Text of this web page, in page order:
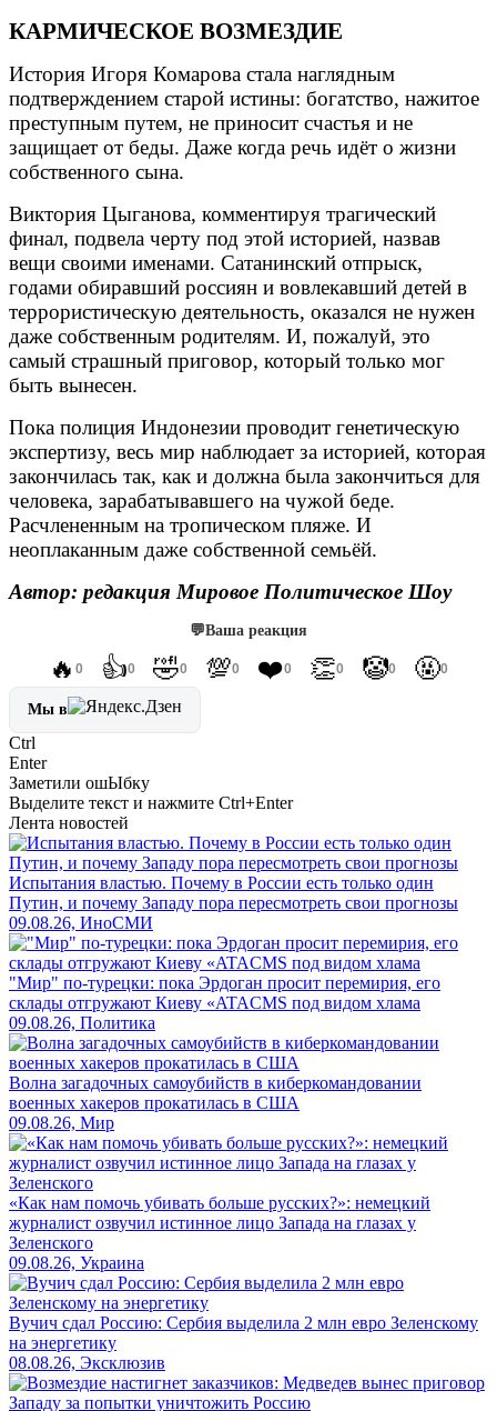
КАРМИЧЕСКОЕ ВОЗМЕЗДИЕ
История Игоря Комарова стала наглядным
подтверждением старой истины: богатство, нажитое
преступным путем, не приносит счастья и не
защищает от беды. Даже когда речь идёт о жизни
собственного сына.
Виктория Цыганова, комментируя трагический
финал, подвела черту под этой историей, назвав
вещи своими именами. Сатанинский отпрыск,
годами обиравший россиян и вовлекавший детей в
террористическую деятельность, оказался не нужен
даже собственным родителям. И, пожалуй, это
самый страшный приговор, который только мог
быть вынесен.
Пока полиция Индонезии проводит генетическую
экспертизу, весь мир наблюдает за историей, которая
закончилась так, как и должна была закончиться для
человека, зарабатывавшего на чужой беде.
Расчлененным на тропическом пляже. И
неоплаканным даже собственной семьёй.
Автор: редакция Мировое Политическое Шоу
💬Ваша реакция
🔥 0 👍0 🤣0 💯0 ❤️0 👏0 🤡0 🤬0
Мы в
Ctrl
Enter
Заметили ошЫбку
Выделите текст и нажмите Ctrl+Enter
Лента новостей
Испытания властью. Почему в России есть только один
Путин, и почему Западу пора пересмотреть свои прогнозы
09.08.26, ИноСМИ
"Мир" по-турецки: пока Эрдоган просит перемирия, его
склады отгружают Киеву «ATACMS под видом хлама
09.08.26, Политика
Волна загадочных самоубийств в киберкомандовании
военных хакеров прокатилась в США
09.08.26, Мир
«Как нам помочь убивать больше русских?»: немецкий
журналист озвучил истинное лицо Запада на глазах у
Зеленского
09.08.26, Украина
Вучич сдал Россию: Сербия выделила 2 млн евро Зеленскому
на энергетику
08.08.26, Эксклюзив